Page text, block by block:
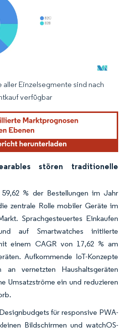
erfordert Namensnennung
Einzelsegmente sind nach
verfügbar
stören traditionelle
% der Bestellungen im Jahr
zentrale Rolle mobiler Geräte im
Sprachgesteuertes Einkaufen
auf Smartwatches initiierte
einem CAGR von 17,62 % am
Aufkommende IoT-Konzepte
an vernetzten Haushaltsgeräten
Umsatzströme ein und reduzieren
für responsive PWA-
Bildschirmen und watchOS-